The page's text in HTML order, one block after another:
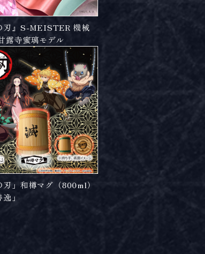
刃』S-MEISTER 機械
露寺蜜璃モデル
刃」和樽マグ（800ml）
」